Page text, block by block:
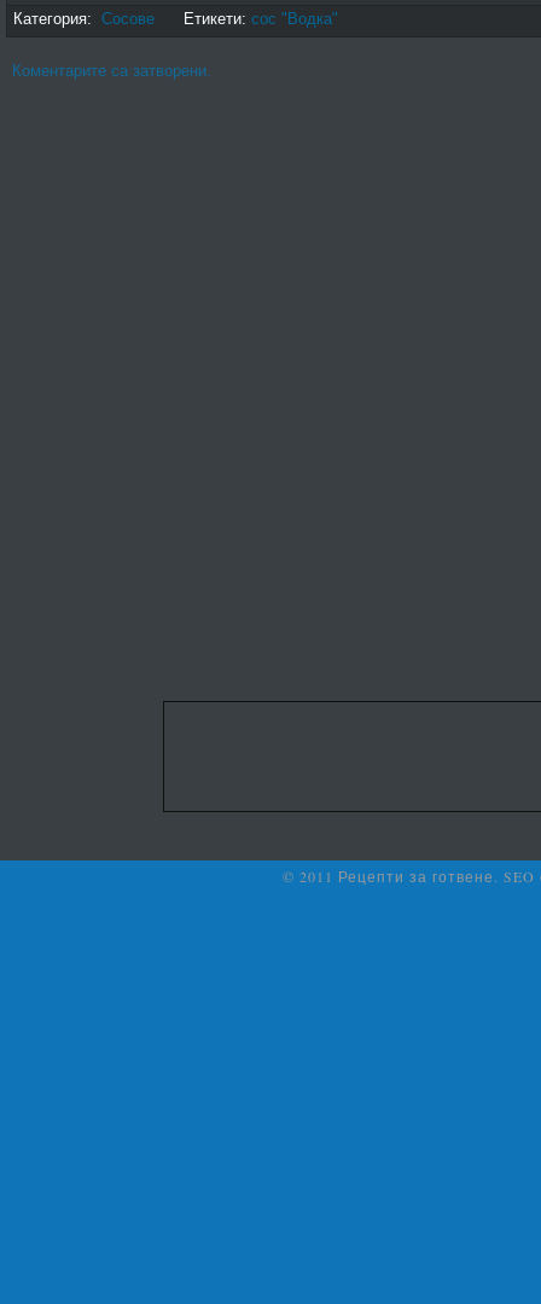
Категория: Сосове Етикети: сос "Водка"
Коментарите са затворени.
© 2011 Рецепти за готвене.